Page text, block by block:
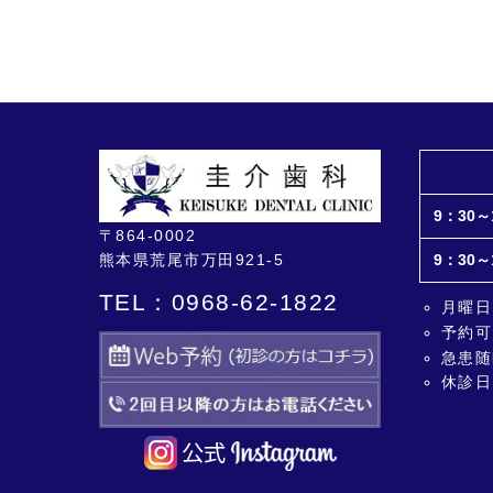
〒864-0002
熊本県荒尾市万田921-5
TEL：0968-62-1822
9：30
9：30
月曜
予約
急患
休診